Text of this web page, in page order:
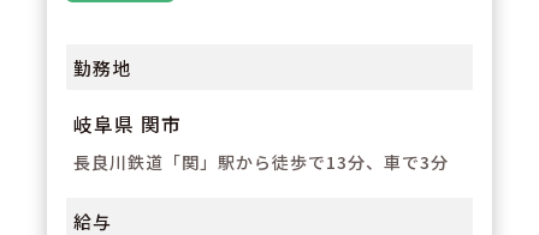
勤務地
岐阜県 関市
長良川鉄道「関」駅から徒歩で13分、車で3分
給与